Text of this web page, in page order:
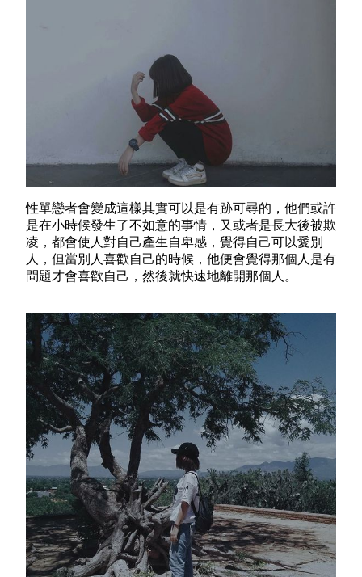
性單戀者會變成這樣其實可以是有跡可尋的，他們或許
是在小時候發生了不如意的事情，又或者是長大後被欺
凌，都會使人對自己產生自卑感，覺得自己可以愛別
人，但當別人喜歡自己的時候，他便會覺得那個人是有
問題才會喜歡自己，然後就快速地離開那個人。